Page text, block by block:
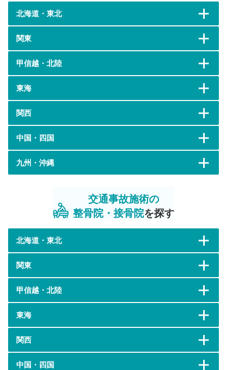
北海道・東北
関東
甲信越・北陸
東海
関西
中国・四国
九州・沖縄
交通事故施術の
整骨院・接骨院を探す
北海道・東北
関東
甲信越・北陸
東海
関西
中国・四国